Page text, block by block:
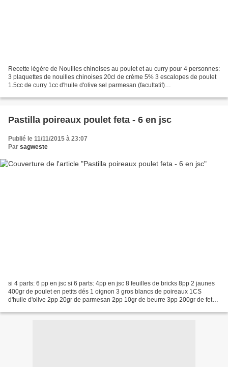
Recette légère de Nouilles chinoises au poulet et au curry pour 4 personnes:
3 plaquettes de nouilles chinoises 20cl de crème 5% 3 escalopes de poulet
1.5cc de curry 1cc d'huile d'olive sel parmesan (facultatif)
Pastilla poireaux poulet feta - 6 en jsc
Publié le 11/11/2015 à 23:07
Par sagweste
si 4 parts: 6 pp en jsc si 6 parts: 4pp en jsc 8 feuilles de bricks 8pp 2 jaunes
400gr de poulet en petits dés 1 oignon 3 gros blancs de poireaux 1CS
d'huile d'olive 2pp 20gr de parmesan 2pp 10gr de beurre 3pp 200gr de feta